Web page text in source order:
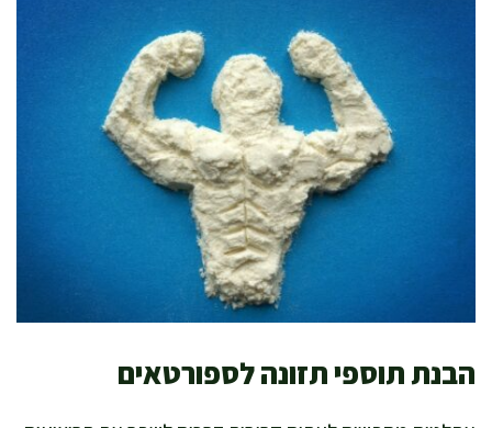
הבנת תוספי תזונה לספורטאים